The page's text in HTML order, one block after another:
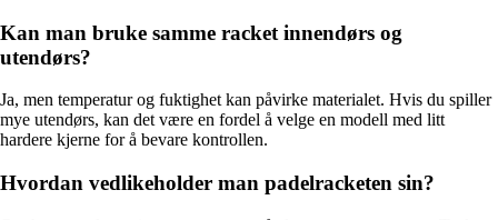
Kan man bruke samme racket innendørs og
utendørs?
Ja, men temperatur og fuktighet kan påvirke materialet. Hvis du spiller
mye utendørs, kan det være en fordel å velge en modell med litt
hardere kjerne for å bevare kontrollen.
Hvordan vedlikeholder man padelracketen sin?